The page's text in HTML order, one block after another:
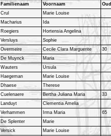
Familienaam Voornaam Oud
Crul Marie Louise
Macharius Ida
Roegiers Hortensia Angelina
Versluys Sophie
Overmeire Cecile Clara Marguerite 30
De Muynck Maria
Wauters Ursula
Haegeman Marie Louise
Dhaese Therese
Cuelenaere Bertha Juliana Maria 33
Landuyt Clementia Amelia
Verhammen Irma Maria
65
De Splenter Marie
Versick Marie Louise